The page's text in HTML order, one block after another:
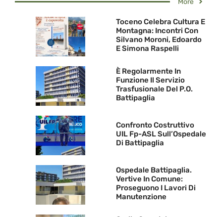
Toceno Celebra Cultura E
Montagna: Incontri Con
Silvano Moroni, Edoardo
E Simona Raspelli
È Regolarmente In
Funzione Il Servizio
Trasfusionale Del P.O.
Battipaglia
Confronto Costruttivo
UIL Fp-ASL Sull’Ospedale
Di Battipaglia
Ospedale Battipaglia.
Vertive In Comune:
Proseguono I Lavori Di
Manutenzione